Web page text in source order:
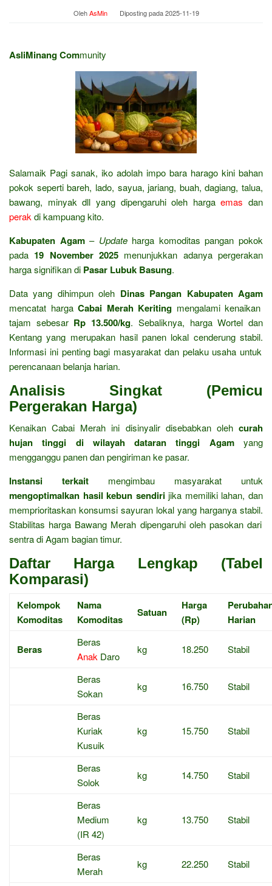
OlehAsMin Diposting pada2025-11-19
AsliMinang Community
Salamaik Pagi sanak, iko adolah impo bara harago kini bahan
pokok seperti bareh, lado, sayua, jariang, buah, dagiang, talua,
bawang, minyak dll yang dipengaruhi oleh hargaemas dan
perak di kampuang kito.
Kabupaten Agam– Updateharga komoditas pangan pokok
pada 19 November 2025 menunjukkan adanya pergerakan
harga signifikan di Pasar Lubuk Basung.
Data yang dihimpun oleh Dinas Pangan Kabupaten Agam
mencatat hargaCabai Merah Keriting mengalami kenaikan
tajam sebesar Rp 13.500/kg. Sebaliknya, harga Wortel dan
Kentang yang merupakan hasil panen lokal cenderung stabil.
Informasi ini penting bagi masyarakat dan pelaku usaha untuk
perencanaan belanja harian.
Analisis Singkat (Pemicu
Pergerakan Harga)
Kenaikan Cabai Merah ini disinyalir disebabkan oleh curah
hujan tinggi di wilayah dataran tinggi Agamyang
mengganggu panen dan pengiriman ke pasar.
Instansi terkait mengimbau masyarakat untuk
mengoptimalkan hasil kebun sendirijika memiliki lahan, dan
memprioritaskan konsumsi sayuran lokal yang harganya stabil.
Stabilitas harga Bawang Merah dipengaruhi oleh pasokan dari
sentra di Agam bagian timur.
Daftar Harga Lengkap (Tabel
Komparasi)
Kelompok
Komoditas
Nama
Komoditas
Satuan
Harga
(Rp)
Harian
Beras
Beras
Anak Daro
kg 18.250 Stabil
Beras
Sokan
kg 16.750 Stabil
Beras
Kuriak
Kusuik
kg 15.750 Stabil
Beras
Solok
kg 14.750 Stabil
Beras
Medium
(IR 42)
kg 13.750 Stabil
Beras
Merah
kg 22.250 Stabil